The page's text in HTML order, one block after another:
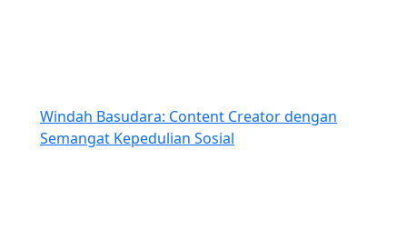
Windah Basudara: Content Creator dengan
Semangat Kepedulian Sosial